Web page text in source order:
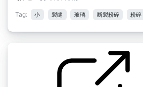
Tag: 小 裂缝 玻璃 断裂粉碎 粉碎